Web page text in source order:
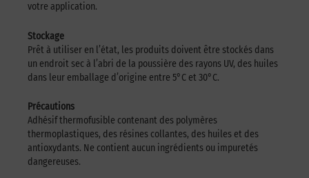
votre application.
Stockage
Prêt à utiliser en l’état, les produits doivent être stockés dans
un endroit sec à l’abri de la poussière des rayons UV, des huiles
dans leur emballage d’origine entre 5°C et 30°C.
Précautions
Adhésif thermofusible contenant des polymères
thermoplastiques, des résines collantes, des huiles et des
antioxydants. Ne contient aucun ingrédients ou impuretés
dangereuses.